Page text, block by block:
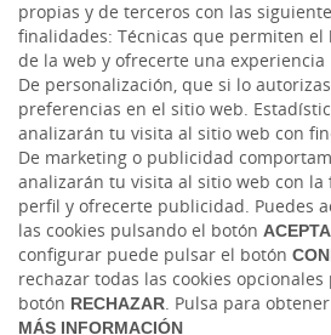
propias y de terceros con las
finalidades: Técnicas que permiten
de la web y ofrecerte una experiencia
De personalización, que si lo
preferencias en el sitio web.
analizarán tu visita al sitio web con
De marketing o publicidad
analizarán tu visita al sitio web con
perfil y ofrecerte publicidad. Puedes
las cookies pulsando el botón
configurar puede pulsar el botón
rechazar todas las cookies
botón RECHAZAR. Pulsa para obtener
MÁS INFORMACIÓN
Twitter
YouTube
Tablón de anuncios Tipos de cambio